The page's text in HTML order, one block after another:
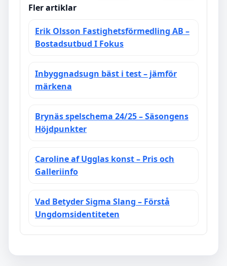
Fler artiklar
Erik Olsson Fastighetsförmedling AB –
Bostadsutbud I Fokus
Inbyggnadsugn bäst i test – jämför
märkena
Brynäs spelschema 24/25 – Säsongens
Höjdpunkter
Caroline af Ugglas konst – Pris och
Galleriinfo
Vad Betyder Sigma Slang – Förstå
Ungdomsidentiteten